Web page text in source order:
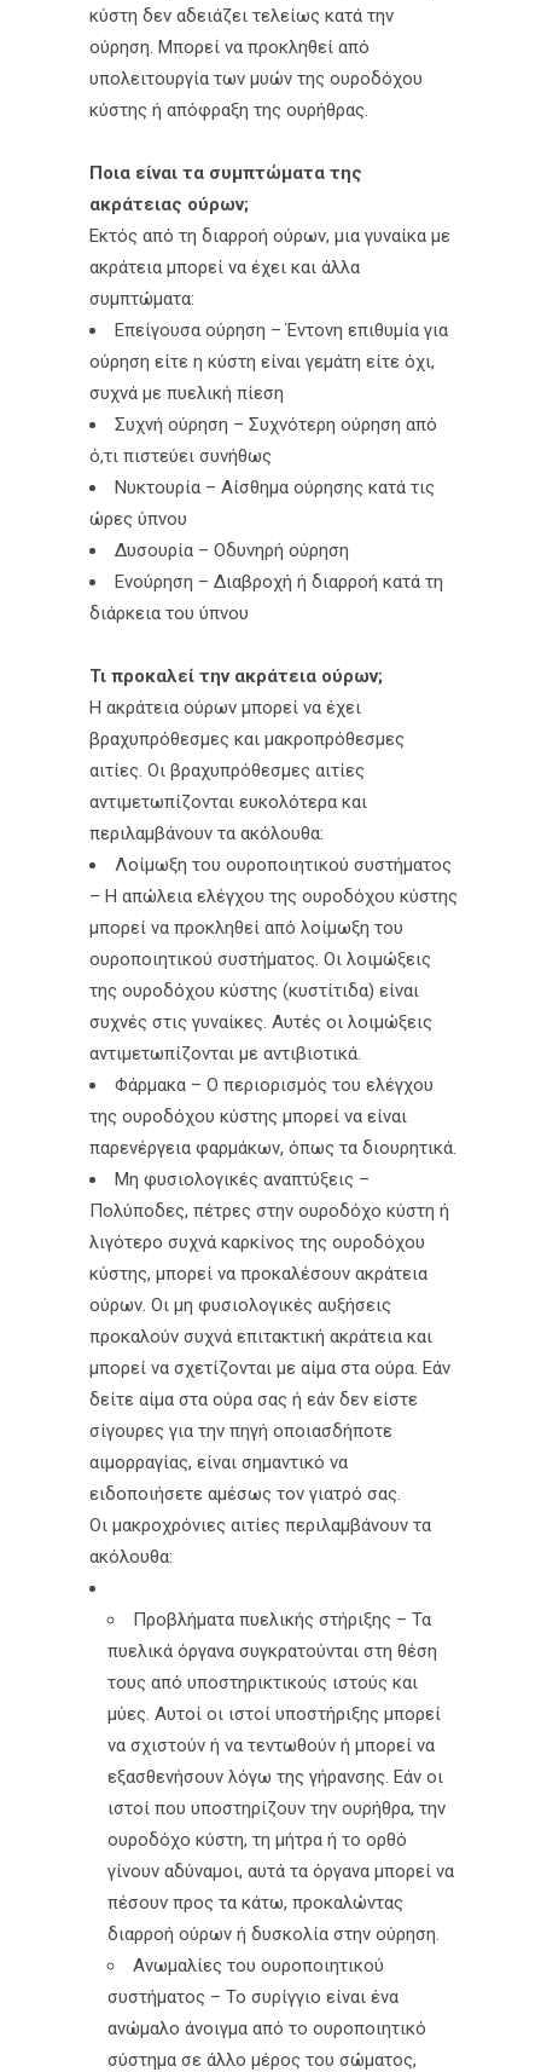
κύστη δεν αδειάζει τελείως κατά την
ούρηση. Μπορεί να προκληθεί από
υπολειτουργία των μυών της ουροδόχου
κύστης ή απόφραξη της ουρήθρας.
Ποια είναι τα συμπτώματα της
ακράτειας ούρων;
Εκτός από τη διαρροή ούρων, μια γυναίκα με
ακράτεια μπορεί να έχει και άλλα
συμπτώματα:
Επείγουσα ούρηση – Έντονη επιθυμία για
ούρηση είτε η κύστη είναι γεμάτη είτε όχι,
συχνά με πυελική πίεση
Συχνή ούρηση – Συχνότερη ούρηση από
ό,τι πιστεύει συνήθως
Νυκτουρία – Αίσθημα ούρησης κατά τις
ώρες ύπνου
Δυσουρία – Οδυνηρή ούρηση
Ενούρηση – Διαβροχή ή διαρροή κατά τη
διάρκεια του ύπνου
Τι προκαλεί την ακράτεια ούρων;
Η ακράτεια ούρων μπορεί να έχει
βραχυπρόθεσμες και μακροπρόθεσμες
αιτίες. Οι βραχυπρόθεσμες αιτίες
αντιμετωπίζονται ευκολότερα και
περιλαμβάνουν τα ακόλουθα:
Λοίμωξη του ουροποιητικού συστήματος
– Η απώλεια ελέγχου της ουροδόχου κύστης
μπορεί να προκληθεί από λοίμωξη του
ουροποιητικού συστήματος. Οι λοιμώξεις
της ουροδόχου κύστης (κυστίτιδα) είναι
συχνές στις γυναίκες. Αυτές οι λοιμώξεις
αντιμετωπίζονται με αντιβιοτικά.
Φάρμακα – Ο περιορισμός του ελέγχου
της ουροδόχου κύστης μπορεί να είναι
παρενέργεια φαρμάκων, όπως τα διουρητικά.
Μη φυσιολογικές αναπτύξεις –
Πολύποδες, πέτρες στην ουροδόχο κύστη ή
λιγότερο συχνά καρκίνος της ουροδόχου
κύστης, μπορεί να προκαλέσουν ακράτεια
ούρων. Οι μη φυσιολογικές αυξήσεις
προκαλούν συχνά επιτακτική ακράτεια και
μπορεί να σχετίζονται με αίμα στα ούρα. Εάν
δείτε αίμα στα ούρα σας ή εάν δεν είστε
σίγουρες για την πηγή οποιασδήποτε
αιμορραγίας, είναι σημαντικό να
ειδοποιήσετε αμέσως τον γιατρό σας.
Οι μακροχρόνιες αιτίες περιλαμβάνουν τα
ακόλουθα:
Προβλήματα πυελικής στήριξης – Τα
πυελικά όργανα συγκρατούνται στη θέση
τους από υποστηρικτικούς ιστούς και
μύες. Αυτοί οι ιστοί υποστήριξης μπορεί
να σχιστούν ή να τεντωθούν ή μπορεί να
εξασθενήσουν λόγω της γήρανσης. Εάν οι
ιστοί που υποστηρίζουν την ουρήθρα, την
ουροδόχο κύστη, τη μήτρα ή το ορθό
γίνουν αδύναμοι, αυτά τα όργανα μπορεί να
πέσουν προς τα κάτω, προκαλώντας
διαρροή ούρων ή δυσκολία στην ούρηση.
Ανωμαλίες του ουροποιητικού
συστήματος – Το συρίγγιο είναι ένα
ανώμαλο άνοιγμα από το ουροποιητικό
σύστημα σε άλλο μέρος του σώματος,